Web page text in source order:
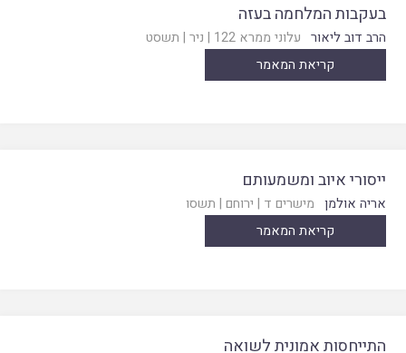
בעקבות המלחמה בעזה
הרב דוב ליאור עלוני ממרא 122 | ניר | תשסט
קריאת המאמר
ייסורי איוב ומשמעותם
אריה אולמן מישרים ד | ירוחם | תשסו
קריאת המאמר
התייחסות אמונית לשואה